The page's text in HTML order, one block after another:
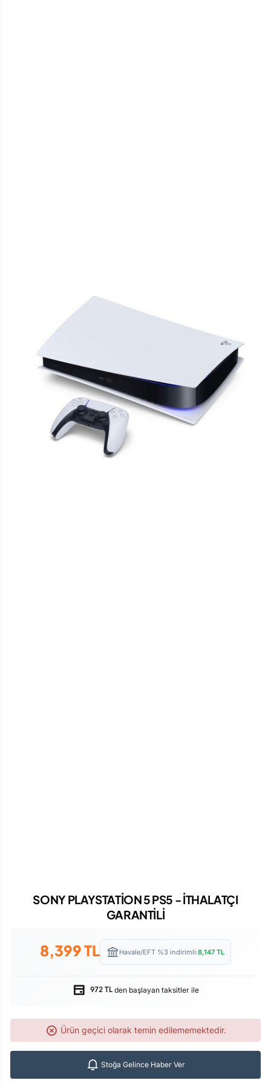
SONY PLAYSTATİON 5 PS5 - İTHALATÇI
GARANTİLİ
8,399TL Havale/EFT %3 indirimli:8,147 TL
972 TLden başlayan taksitler ile
Ürün geçici olarak temin edilememektedir.
Stoğa Gelince Haber Ver